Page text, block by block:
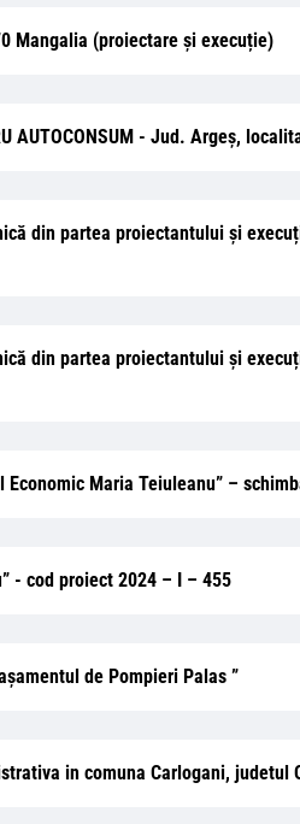
Mangalia (proiectare și execuție)
AUTOCONSUM - Jud. Argeș,
din partea proiectantului și
din partea proiectantului și
Maria Teiuleanu” –
- cod proiect 2024 – I – 455
de Pompieri Palas ”
in comuna Carlogani, judetul